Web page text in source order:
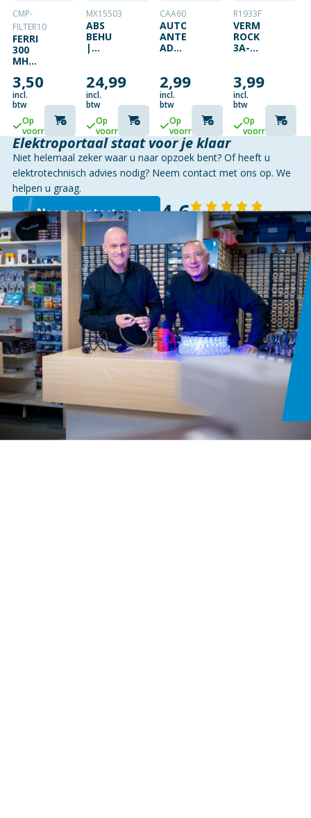
CMP-
FILTER10
FERRIETFILTER
300
MHZ
KABELDIAMETERS
TOT
10
MM
ZWART
3,50
incl.
btw
Op
voorraad
MX15503
ABS
BEHUIZING
|
INVOEREN
| 300
X 250
X 120
MM |
IP65
24,99
incl.
btw
Op
voorraad
CAA60
AUTO
ANTENNE
ADAPTER
(KORT)
NAAR
DIN
MALE
(LANG)
2,99
incl.
btw
Op
voorraad
R1933F
VERMOGEN
3A-
ON-
OFF-
ON
3,99
incl.
btw
Op
voorraad
Elektroportaal staat voor je klaar
Niet helemaal zeker waar u naar opzoek bent? Of heeft u
elektrotechnisch advies nodig? Neem contact met ons op. We
helpen u graag.
Neem contact op 4,6 143 reviews